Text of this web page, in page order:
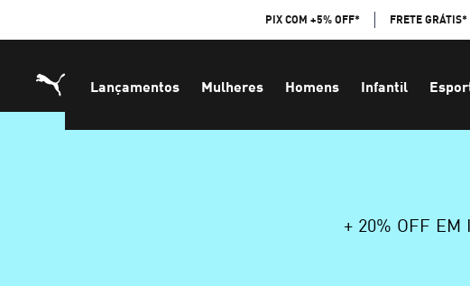
PIX COM +5% OFF* FRETE
Lançamentos Mulheres Homens Infantil
+ 20% OFF EM